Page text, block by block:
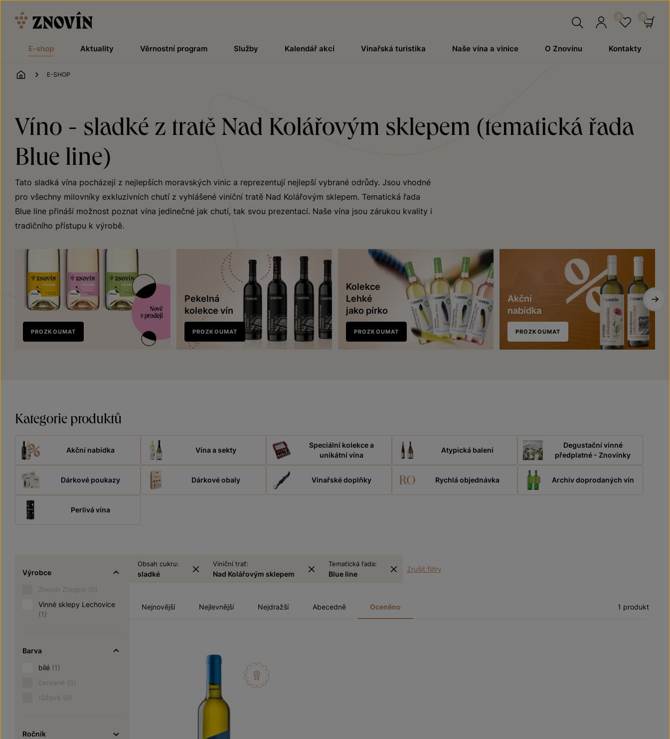
E-shop Aktuality Věrnostní program Služby Kalendář akcí Vinařská turistika Naše vína a vinice O Znovínu Kontakty
ÚVOD
E-SHOP
Víno - sladké z tratě Nad Kolářovým sklepem (tematická řada
Blue line)
Tato sladká vína pocházejí z nejlepších moravských vinic a reprezentují nejlepší vybrané odrůdy. Jsou vhodné
pro všechny milovníky exkluzivních chutí z vyhlášené viniční tratě Nad Kolářovým sklepem. Tematická řada
Blue line přináší možnost poznat vína jedinečné jak chutí, tak svou prezentací. Naše vína jsou zárukou kvality i
tradičního přístupu k výrobě.
Nově
v prodeji
PROZKOUMAT
Pekelná
kolekce vín
PROZKOUMAT
Kolekce
Lehké
jako pírko
PROZKOUMAT
Akční
nabídka
PROZKOUMAT
Kategorie produktů
Akční nabídka Vína a sekty
Speciální kolekce a
unikátní vína
Atypická baleni
Degustační vinné
předplatné - Znovínky
Dárkové poukazy Dárkové obaly Vinařské doplňky Rychlá objednávka Archiv doprodaných vín
Perlivá vína
Výrobce
Znovín Znojmo (0)
Vinné sklepy Lechovice
(1)
Barva
bílé (1)
červené (0)
růžové (0)
Ročník
Obsah cukru:
sladké
Viniční trať:
Nad Kolářovým sklepem
Tematická řada:
Blue line
Zrušit filtry
Nejnovější Nejlevnější Nejdražší Abecedně Oceněno 1 produkt